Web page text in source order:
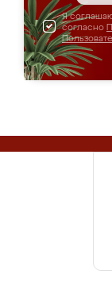
Я
согласно